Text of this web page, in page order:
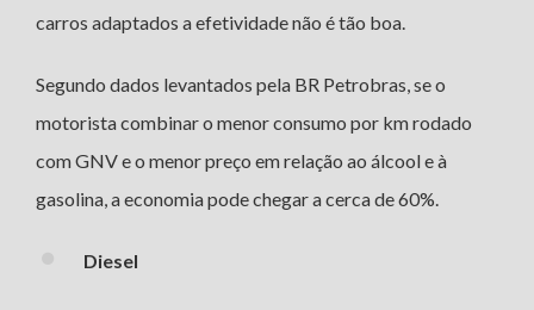
carros adaptados a efetividade não é tão boa.
Segundo dados levantados pela BR Petrobras, se o
motorista combinar o menor consumo por km rodado
com GNV e o menor preço em relação ao álcool e à
gasolina, a economia pode chegar a cerca de 60%.
Diesel